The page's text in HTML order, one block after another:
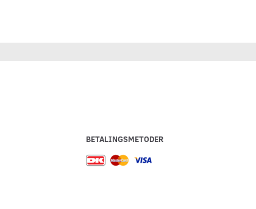
BETALINGSMETODER